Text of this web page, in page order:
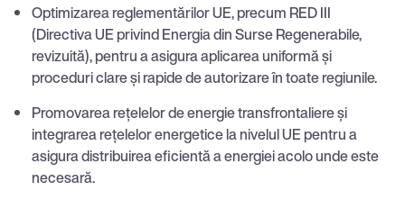
Optimizarea reglementărilor UE, precum RED III
(Directiva UE privind Energia din Surse Regenerabile,
revizuită), pentru a asigura aplicarea uniformă și
proceduri clare și rapide de autorizare în toate regiunile.
Promovarea rețelelor de energie transfrontaliere și
integrarea rețelelor energetice la nivelul UE pentru a
asigura distribuirea eficientă a energiei acolo unde este
necesară.